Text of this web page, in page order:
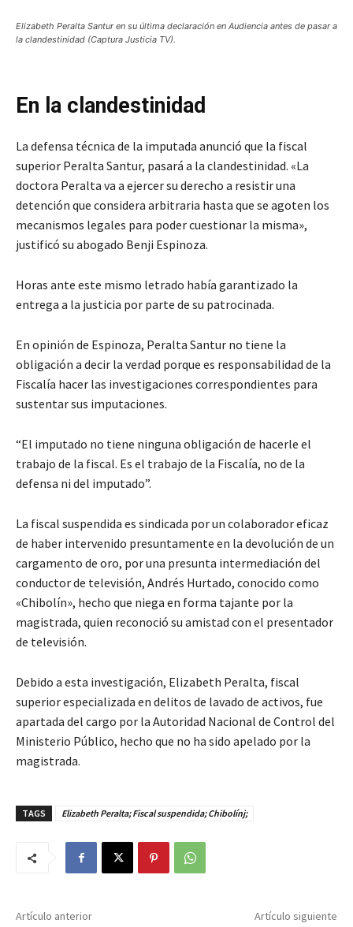
Elizabeth Peralta Santur en su última declaración en Audiencia antes de pasar a
la clandestinidad (Captura Justicia TV).
En la clandestinidad
La defensa técnica de la imputada anunció que la fiscal
superior Peralta Santur, pasará a la clandestinidad. «La
doctora Peralta va a ejercer su derecho a resistir una
detención que considera arbitraria hasta que se agoten los
mecanismos legales para poder cuestionar la misma»,
justificó su abogado Benji Espinoza.
Horas ante este mismo letrado había garantizado la
entrega a la justicia por parte de su patrocinada.
En opinión de Espinoza, Peralta Santur no tiene la
obligación a decir la verdad porque es responsabilidad de la
Fiscalía hacer las investigaciones correspondientes para
sustentar sus imputaciones.
“El imputado no tiene ninguna obligación de hacerle el
trabajo de la fiscal. Es el trabajo de la Fiscalía, no de la
defensa ni del imputado”.
La fiscal suspendida es sindicada por un colaborador eficaz
de haber intervenido presuntamente en la devolución de un
cargamento de oro, por una presunta intermediación del
conductor de televisión, Andrés Hurtado, conocido como
«Chibolín», hecho que niega en forma tajante por la
magistrada, quien reconoció su amistad con el presentador
de televisión.
Debido a esta investigación, Elizabeth Peralta, fiscal
superior especializada en delitos de lavado de activos, fue
apartada del cargo por la Autoridad Nacional de Control del
Ministerio Público, hecho que no ha sido apelado por la
magistrada.
TAGS Elizabeth Peralta; Fiscal suspendida; Chibolínj;
Artículo anterior Artículo siguiente